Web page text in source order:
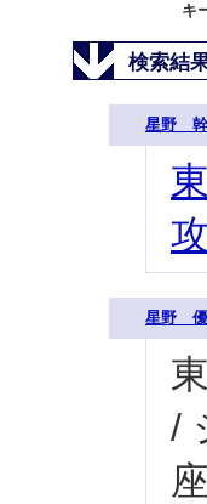
キ
検索結
星野 幹
星野 優
/
座